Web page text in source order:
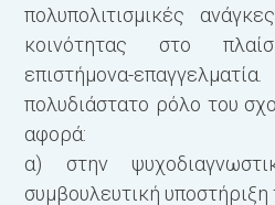
πολυπολιτισμικές
κοινότητας στο
επιστήμονα-
πολυδιάστατο ρόλο του
αφορά:
α) στην
συμβουλευτική